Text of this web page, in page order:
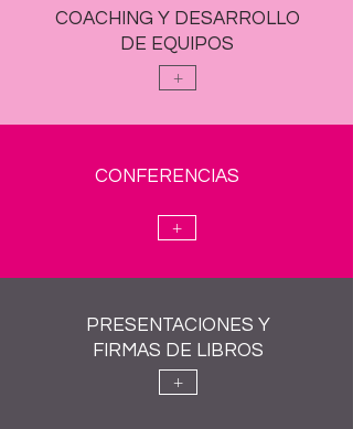
COACHING Y DESARROLLO
DE EQUIPOS
+
CONFERENCIAS
+
PRESENTACIONES Y
FIRMAS DE LIBROS
+